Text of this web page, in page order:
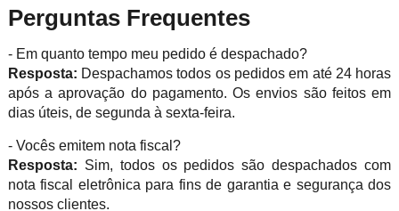
Perguntas Frequentes
- Em quanto tempo meu pedido é despachado?
Resposta: Despachamos todos os pedidos em até 24 horas
após a aprovação do pagamento. Os envios são feitos em
dias úteis, de segunda à sexta-feira.
- Vocês emitem nota fiscal?
Resposta: Sim, todos os pedidos são despachados com
nota fiscal eletrônica para fins de garantia e segurança dos
nossos clientes.